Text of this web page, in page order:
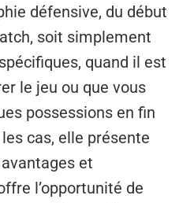
défensive, du début
soit simplement
quand il est
le jeu ou que vous
possessions en fin
cas, elle présente
et
l’opportunité de